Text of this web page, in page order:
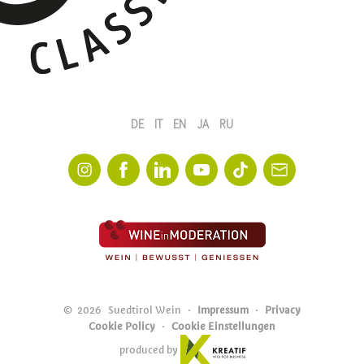
© 2026 Suedtirol Wein Impressum
Privacy
Cookie Policy
Cookie Einstellungen
produced by
DE IT EN JA RU